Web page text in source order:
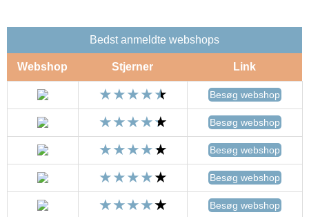
Bedst anmeldte webshops
Webshop Stjerner Link
Besøg webshop
Besøg webshop
Besøg webshop
Besøg webshop
Besøg webshop